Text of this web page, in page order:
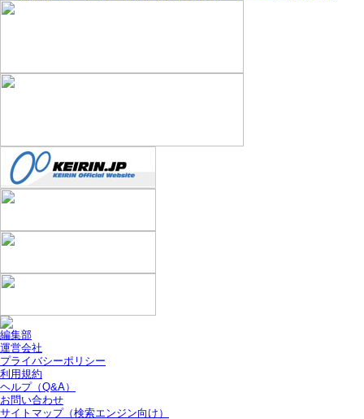
編集部
運営会社
プライバシーポリシー
利用規約
ヘルプ（Q&A）
お問い合わせ
サイトマップ（検索エンジン向け）